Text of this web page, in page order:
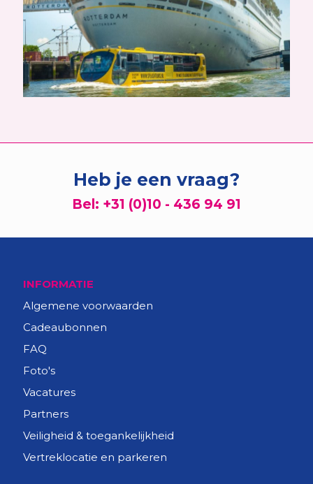
Heb je een vraag?
Bel: +31 (0)10 - 436 94 91
INFORMATIE
Algemene voorwaarden
Cadeaubonnen
FAQ
Foto's
Vacatures
Partners
Veiligheid & toegankelijkheid
Vertreklocatie en parkeren